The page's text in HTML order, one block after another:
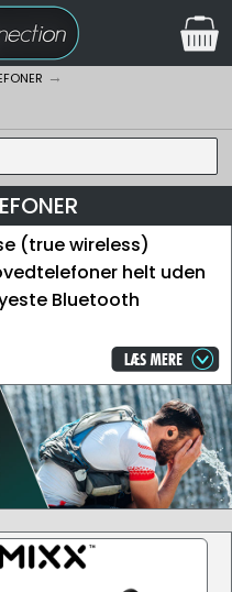
(true wireless)
helt uden
Bluetooth